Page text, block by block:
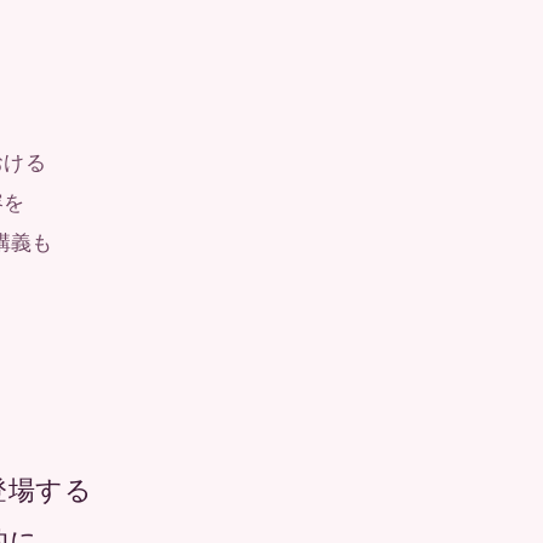
る
義も
場する